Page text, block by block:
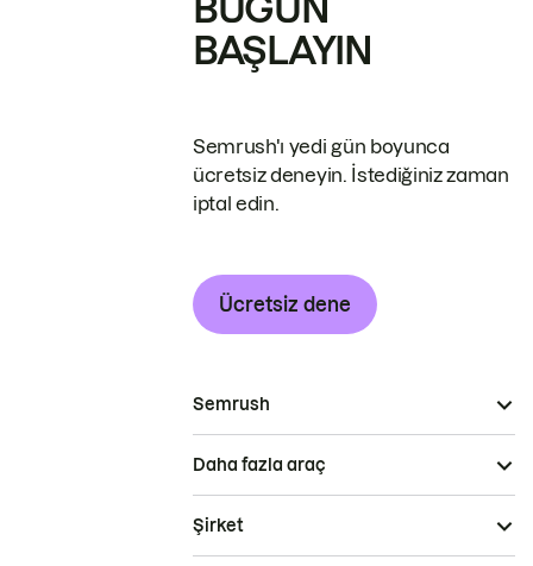
BUGÜN
BAŞLAYIN
Semrush'ı yedi gün boyunca
ücretsiz deneyin. İstediğiniz zaman
iptal edin.
Ücretsiz dene
Semrush
Daha fazla araç
Şirket